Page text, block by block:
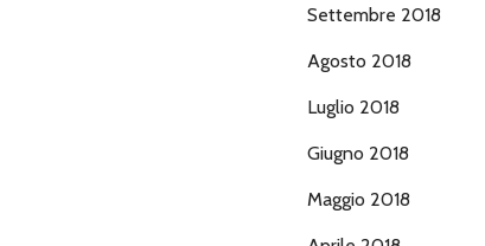
Settembre 2018
Agosto 2018
Luglio 2018
Giugno 2018
Maggio 2018